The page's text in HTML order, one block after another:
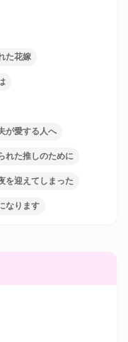
た花嫁
が愛する人へ
れた推しのために
を迎えてしまった
なります